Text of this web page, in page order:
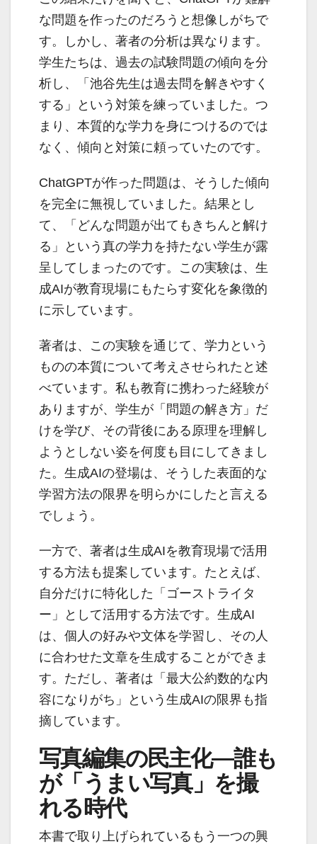
な問題を作ったのだろうと想像しがちで
す。しかし、著者の分析は異なります。
学生たちは、過去の試験問題の傾向を分
析し、「池谷先生は過去問を解きやすく
する」という対策を練っていました。つ
まり、本質的な学力を身につけるのでは
なく、傾向と対策に頼っていたのです。
ChatGPTが作った問題は、そうした傾向
を完全に無視していました。結果とし
て、「どんな問題が出てもきちんと解け
る」という真の学力を持たない学生が露
呈してしまったのです。この実験は、生
成AIが教育現場にもたらす変化を象徴的
に示しています。
著者は、この実験を通じて、学力という
ものの本質について考えさせられたと述
べています。私も教育に携わった経験が
ありますが、学生が「問題の解き方」だ
けを学び、その背後にある原理を理解し
ようとしない姿を何度も目にしてきまし
た。生成AIの登場は、そうした表面的な
学習方法の限界を明らかにしたと言える
でしょう。
一方で、著者は生成AIを教育現場で活用
する方法も提案しています。たとえば、
自分だけに特化した「ゴーストライタ
ー」として活用する方法です。生成AI
は、個人の好みや文体を学習し、その人
に合わせた文章を生成することができま
す。ただし、著者は「最大公約数的な内
容になりがち」という生成AIの限界も指
摘しています。
写真編集の民主化—誰も
が「うまい写真」を撮
れる時代
本書で取り上げられているもう一つの興